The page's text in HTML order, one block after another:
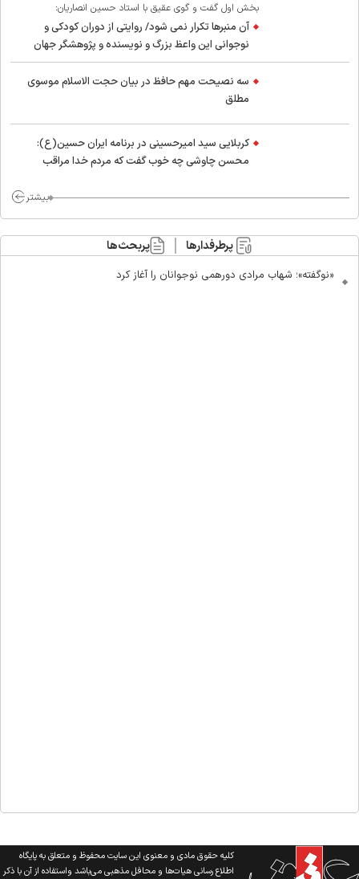
بخش اول گفت و گوی عقیق با استاد حسین انصاریان:
آن منبرها تکرار نمی شود/ روایتی از دوران کودکی و
نوجوانی این واعظ بزرگ و نویسنده و پژوهشگر جهان
اسلام
سه نصیحت مهم حافظ در بیان حجت الاسلام موسوی
مطلق
کربلایی سید امیر‌حسینی در برنامه ایران حسین(ع):
محسن چاوشی چه خوب گفت که مردم خدا مراقب
بیشتر
پرطرفدارها پربحث‌ها
«نوگفته»؛ شهاب مرادی دورهمی نوجوانان را آغاز کرد
کلیه حقوق مادی و معنوی این سایت محفوظ و متعلق به پایگاه
اطلاع رسانی هیات‌ها و محافل مذهبی می‌باشد واستفاده از آن با ذکر